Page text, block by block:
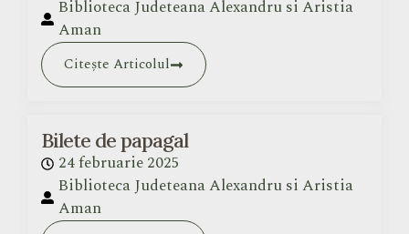
Biblioteca Judeteana Alexandru si Aristia
Aman
Citește Articolul
Bilete de papagal
24 februarie 2025
Biblioteca Judeteana Alexandru si Aristia
Aman